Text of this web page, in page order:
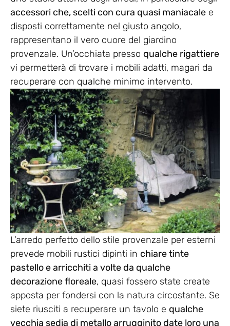
accessori che, scelti con cura quasi maniacale e
disposti correttamente nel giusto angolo,
rappresentano il vero cuore del giardino
provenzale. Un’occhiata presso qualche rigattiere
vi permetterà di trovare i mobili adatti, magari da
recuperare con qualche minimo intervento.
L’arredo perfetto dello stile provenzale per esterni
prevede mobili rustici dipinti in chiare tinte
pastello e arricchiti a volte da qualche
decorazione floreale, quasi fossero state create
apposta per fondersi con la natura circostante. Se
siete riusciti a recuperare un tavolo e qualche
vecchia sedia di metallo arrugginito date loro una